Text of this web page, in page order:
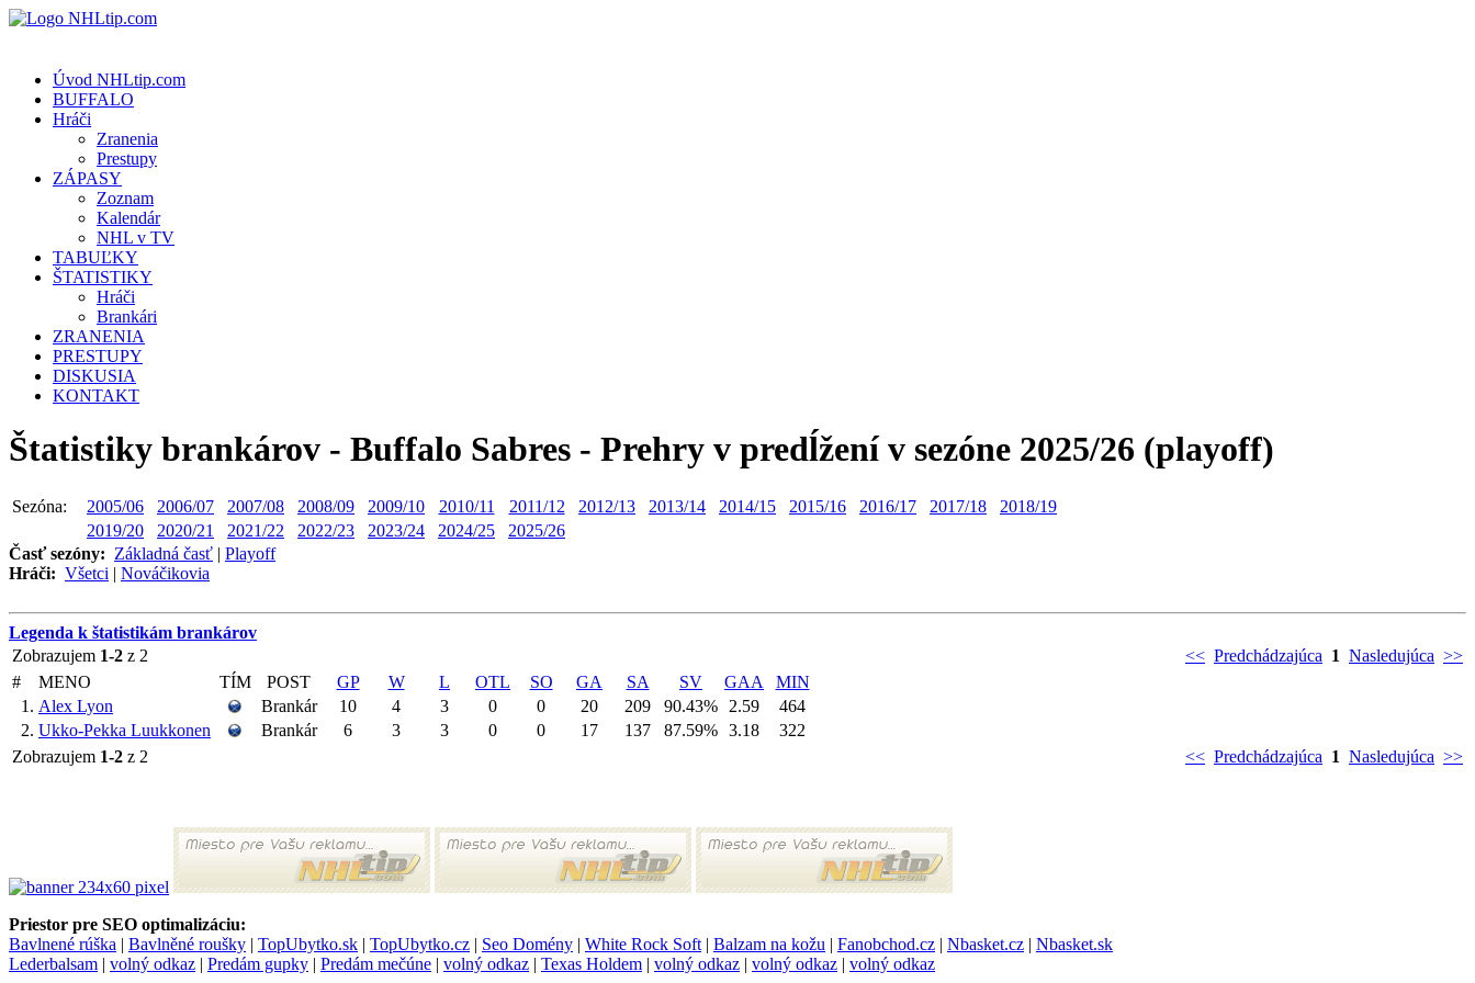
Úvod NHLtip.com
BUFFALO
Hráči
Zranenia
Prestupy
ZÁPASY
Zoznam
Kalendár
NHL v TV
TABUĽKY
ŠTATISTIKY
Hráči
Brankári
ZRANENIA
PRESTUPY
DISKUSIA
KONTAKT
Štatistiky brankárov - Buffalo Sabres - Prehry v predĺžení v sezóne 2025/26 (playoff)
Sezóna: 2005/06 2006/07 2007/08 2008/09 2009/10 2010/11 2011/12 2012/13 2013/14 2014/15 2015/16 2016/17 2017/18
2018/19
2019/20
2020/21 2021/22 2022/23 2023/24 2024/25
2025/26
Časť sezóny: Základná časť | Playoff
Hráči: Všetci | Nováčikovia
Legenda k štatistikám brankárov
Zobrazujem 1-2 z 2 << Predchádzajúca 1 Nasledujúca >>
#
MENO TÍM POST GP W L OTL SO GA SA SV GAA
MIN
1. Alex Lyon Brankár 10 4 3 0 0 20 209 90.43% 2.59
464
2. Ukko-Pekka Luukkonen Brankár 6 3 3 0 0 17 137 87.59% 3.18
322
Zobrazujem 1-2 z 2 << Predchádzajúca 1 Nasledujúca >>
Priestor pre SEO optimalizáciu:
Bavlnené rúška | Bavlněné roušky | TopUbytko.sk | TopUbytko.cz | Seo Domény | White Rock Soft | Balzam na kožu | Fanobchod.cz | Nbasket.cz | Nbasket.sk
Lederbalsam | volný odkaz | Predám gupky | Predám mečúne | volný odkaz | Texas Holdem | volný odkaz | volný odkaz | volný odkaz